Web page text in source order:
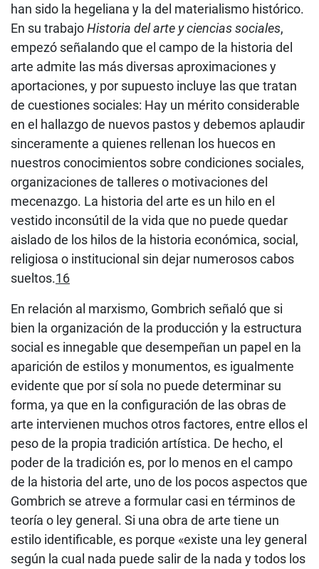
han sido la hegeliana y la del materialismo histórico.
En su trabajoHistoria del arte y ciencias sociales,
empezó señalando que el campo de la historia del
arte admite las más diversas aproximaciones y
aportaciones, y por supuesto incluye las que tratan
de cuestiones sociales: Hay un mérito considerable
en el hallazgo de nuevos pastos y debemos aplaudir
sinceramente a quienes rellenan los huecos en
nuestros conocimientos sobre condiciones sociales,
organizaciones de talleres o motivaciones del
mecenazgo. La historia del arte es un hilo en el
vestido inconsútil de la vida que no puede quedar
aislado de los hilos de la historia económica, social,
religiosa o institucional sin dejar numerosos cabos
sueltos.16
En relación al marxismo, Gombrich señaló que si
bien la organización de la producción y la estructura
social es innegable que desempeñan un papel en la
aparición de estilos y monumentos, es igualmente
evidente que por sí sola no puede determinar su
forma, ya que en la configuración de las obras de
arte intervienen muchos otros factores, entre ellos el
peso de la propia tradición artística. De hecho, el
poder de la tradición es, por lo menos en el campo
de la historia del arte, uno de los pocos aspectos que
Gombrich se atreve a formular casi en términos de
teoría o ley general. Si una obra de arte tiene un
estilo identificable, es porque «existe una ley general
según la cual nada puede salir de la nada y todos los